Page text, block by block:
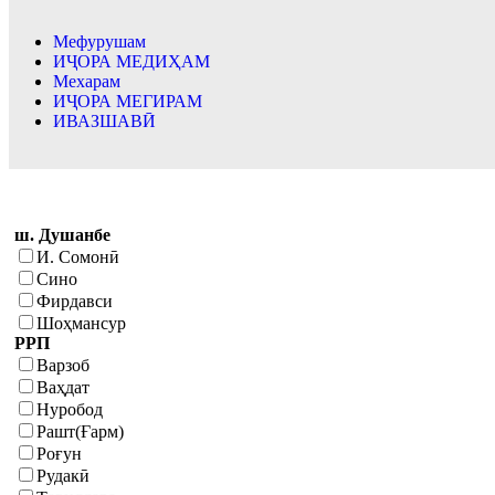
Мефурушам
ИҶОРА МЕДИҲАМ
Мехарам
ИҶОРА МЕГИРАМ
ИВАЗШАВӢ
ш. Душанбе
И. Сомонӣ
Сино
Фирдавси
Шоҳмансур
РРП
Варзоб
Ваҳдат
Нуробод
Рашт(Ғарм)
Роғун
Рудакӣ